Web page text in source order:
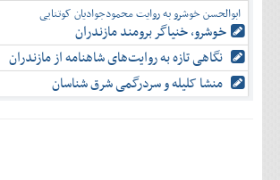
ابوالحسن خوشرو به روایت محمودجوادیان کوتنایی
خوشرو، خنياگر برومند مازندران
نگاهی تازه به روایت‌های شاهنامه از مازندران
منشا کلیله و سردرگمی شرق شناسان